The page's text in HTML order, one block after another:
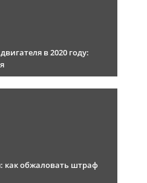
в 2020 году:
как обжаловать штраф